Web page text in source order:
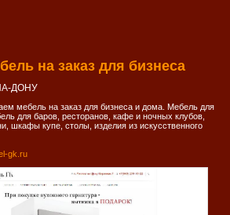
на заказ для бизнеса
ДОНУ
мебель на заказ для бизнеса и дома. Мебель для
для баров, ресторанов, кафе и ночных клубов,
шкафы купе, столы, изделия из искусственного
gk.ru